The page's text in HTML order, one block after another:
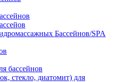
Бассейнов/SPA
бассейнов
стекло, диатомит) для